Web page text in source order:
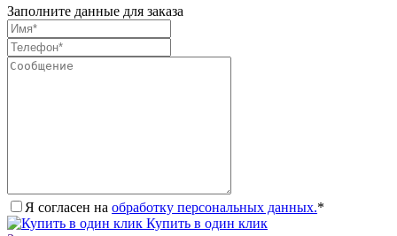
Заполните данные для заказа
Я согласен на обработку персональных данных.*
Купить в один клик